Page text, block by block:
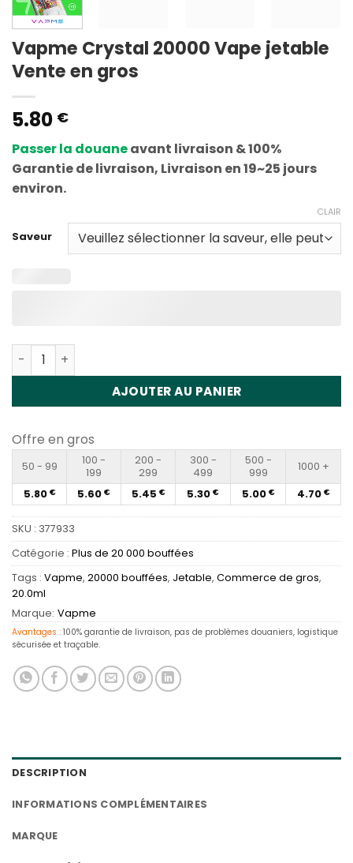
Vapme Crystal 20000 Vape jetable
Vente en gros
5.80 €
Passer la douaneavant livraison & 100%
Garantie de livraison, Livraison en 19~25 jours
environ.
Saveur
CLAIR
Quantité Vapme Crystal 20000 Disposable Vape
AJOUTER AU PANIER
Offre en gros
50 - 99
100 -
199
200 -
299
300 -
499
500 -
999
1000 +
5.80 € 5.60 € 5.45 € 5.30 € 5.00 € 4.70 €
SKU : 377933
Catégorie : Plus de 20 000 bouffées
Tags : Vapme, 20000 bouffées, Jetable, Commerce de gros,
20.0ml
Marque: Vapme
Avantages : 100% garantie de livraison, pas de problèmes douaniers, logistique
sécurisée et traçable.
DESCRIPTION
INFORMATIONS COMPLÉMENTAIRES
MARQUE